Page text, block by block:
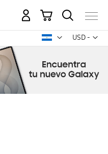
USD -
dólar
Mi carrito